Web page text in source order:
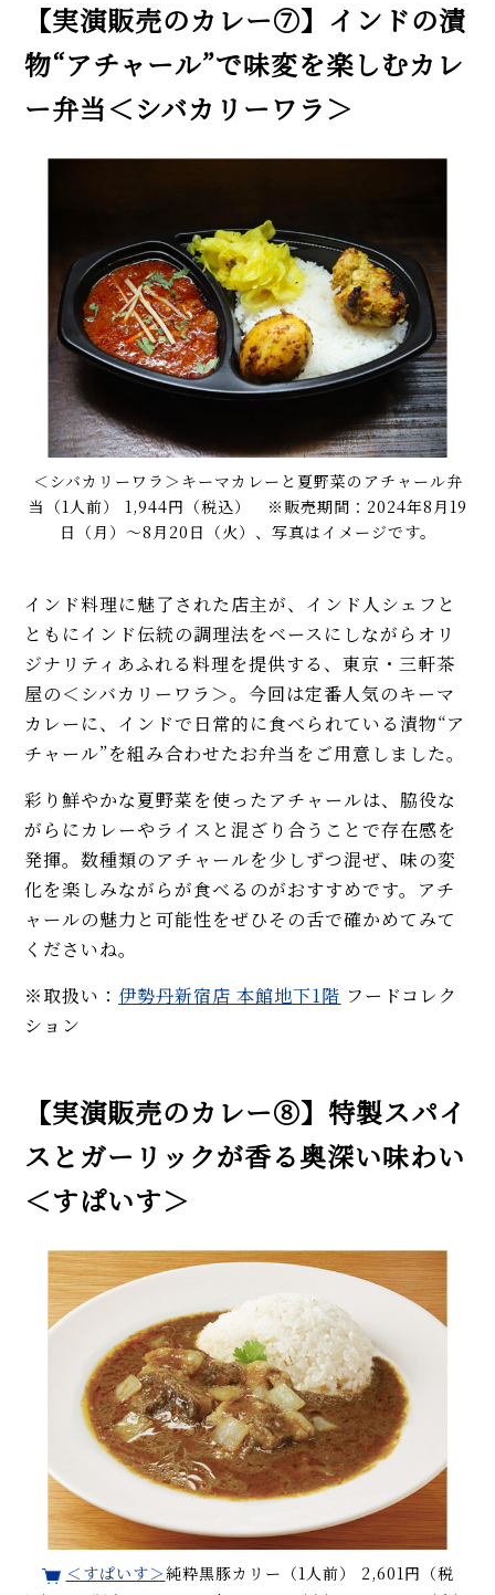
【実演販売のカレー⑦】インドの漬
物“アチャール”で味変を楽しむカレ
ー弁当＜シバカリーワラ＞
＜シバカリーワラ＞キーマカレーと夏野菜のアチャール弁
当（1人前） 1,944円（税込） ※販売期間：2024年8月19
日（月）～8月20日（火）、写真はイメージです。
インド料理に魅了された店主が、インド人シェフと
ともにインド伝統の調理法をベースにしながらオリ
ジナリティあふれる料理を提供する、東京・三軒茶
屋の＜シバカリーワラ＞。今回は定番人気のキーマ
カレーに、インドで日常的に食べられている漬物“ア
チャール”を組み合わせたお弁当をご用意しました。
彩り鮮やかな夏野菜を使ったアチャールは、脇役な
がらにカレーやライスと混ざり合うことで存在感を
発揮。数種類のアチャールを少しずつ混ぜ、味の変
化を楽しみながらが食べるのがおすすめです。アチ
ャールの魅力と可能性をぜひその舌で確かめてみて
くださいね。
※取扱い： 伊勢丹新宿店 本館地下1階 フードコレク
ション
【実演販売のカレー⑧】特製スパイ
スとガーリックが香る奥深い味わい
＜すぱいす＞
＜すぱいす＞純粋黒豚カリー（1人前） 2,601円（税